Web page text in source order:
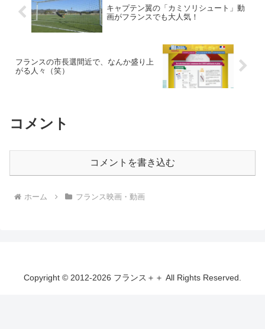
キャプテン翼の「カミソリシュート」動
画がフランスでも大人気！
フランスの市長選間近で、なんか盛り上
がる人々（笑）
コメント
コメントを書き込む
ホーム フランス映画・動画
Copyright © 2012-2026 フランス＋＋ All Rights Reserved.